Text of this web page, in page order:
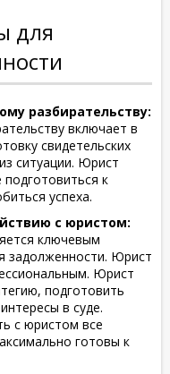
для
разбирательству:
включает в
свидетельских
ситуации. Юрист
к
успеха.
с юристом:
ключевым
задолженности. Юрист
Юрист
подготовить
в суде.
с юристом все
готовы к